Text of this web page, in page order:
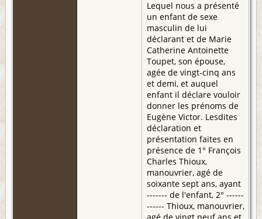
Lequel nous a présenté
un enfant de sexe
masculin de lui
déclarant et de Marie
Catherine Antoinette
Toupet, son épouse,
agée de vingt-cinq ans
et demi, et auquel
enfant il déclare vouloir
donner les prénoms de
Eugène Victor. Lesdites
déclaration et
présentation faites en
présence de 1° François
Charles Thioux,
manouvrier, agé de
soixante sept ans, ayant
------- de l'enfant, 2° ------
------ Thioux, manouvrier,
agé de vingt neuf ans et